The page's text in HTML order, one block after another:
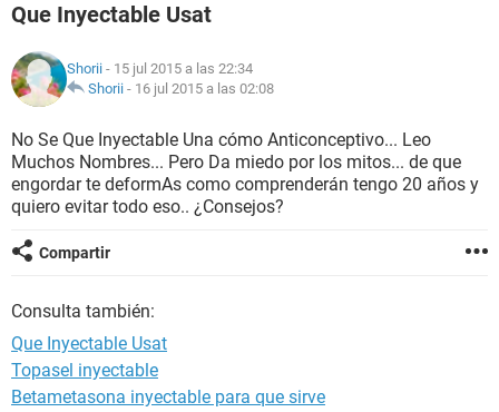
FAMILIA
NUTRICIÓN
BIENESTAR
SEXUALIDAD
GLOSARIO
Que Inyectable Usat
Shorii - 15 jul 2015 a las 22:34
Shorii - 16 jul 2015 a las 02:08
No Se Que Inyectable Una cómo Anticonceptivo... Leo
Muchos Nombres... Pero Da miedo por los mitos... de que
engordar te deformAs como comprenderán tengo 20 años y
quiero evitar todo eso.. ¿Consejos?
Compartir
Consulta también:
Que Inyectable Usat
Topasel inyectable
Betametasona inyectable para que sirve